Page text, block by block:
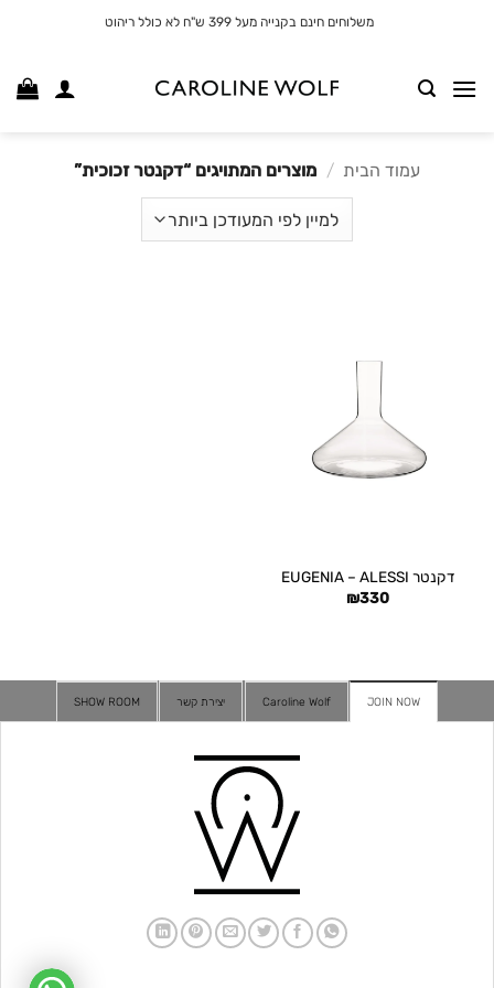
משלוחים חינם בקנייה מעל 399 ש"ח לא כולל ריהוט
עמוד הבית / מוצרים המתויגים “דקנטר זכוכית”
דקנטר EUGENIA – ALESSI
₪330
JOIN NOW
Caroline Wolf יצירת קשר SHOW ROOM